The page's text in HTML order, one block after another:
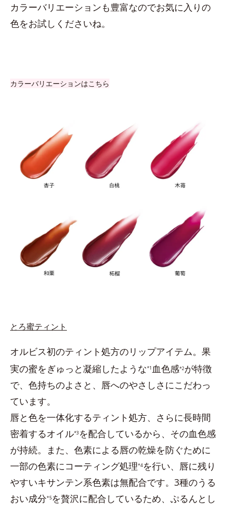
カラーバリエーションも豊富なのでお気に入りの
色をお試しくださいね。
カラーバリエーションはこちら
とろ蜜ティント
オルビス初のティント処方のリップアイテム。果
実の蜜をぎゅっと凝縮したような*1 血色感*2が特徴
で、色持ちのよさと、唇へのやさしさにこだわっ
ています。
唇と色を一体化するティント処方、さらに長時間
密着するオイル*3 を配合しているから、その血色感
が持続。また、色素による唇の乾燥を防ぐために
一部の色素にコーティング処理*4を行い、唇に残り
やすいキサンテン系色素は無配合です。3種のうる
おい成分*5を贅沢に配合しているため、ぷるんとし